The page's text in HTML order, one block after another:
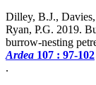
Dilley, B.J.,
Ryan, P.G. 2019.
burrow-nesting
Ardea 107 : 97-102
.